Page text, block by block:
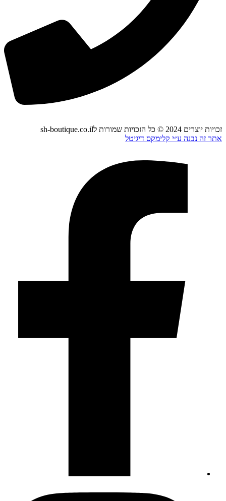
זכויות יוצרים 2024 © כל הזכויות שמורות לsh-boutique.co.il
אתר זה נבנה ע״י קלימקס דיגיטל